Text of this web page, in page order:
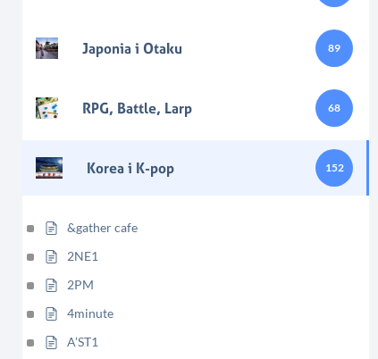
Japonia i Otaku 89
RPG, Battle, Larp 68
Korea i K-pop 152
&gather cafe
2NE1
2PM
4minute
A’ST1